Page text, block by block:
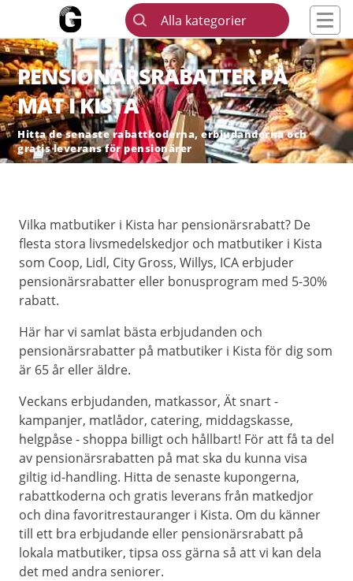
Alla kategorier
PENSIONÄRSRABATTER PÅ
MAT I KISTA
Hitta de senaste rabattkoderna, erbjudanderna och
gratis leverans för pensionärer
Vilka matbutiker i Kista har pensionärsrabatt? De
flesta stora livsmedelskedjor och matbutiker i Kista
som Coop, Lidl, City Gross, Willys, ICA erbjuder
pensionärsrabatter eller bonusprogram med 5-30%
rabatt.
Här har vi samlat bästa erbjudanden och
pensionärsrabatter på matbutiker i Kista för dig som
är 65 år eller äldre.
Veckans erbjudanden, matkassor, Ät snart -
kampanjer, matlådor, catering, middagskasse,
helgpåse - shoppa billigt och hållbart! För att få ta del
av pensionärsrabatten på mat ska du kunna visa
giltig id-handling. Hitta de senaste kupongerna,
rabattkoderna och gratis leverans från matkedjor
och dina favoritrestauranger i Kista. Om du känner
till ett bra erbjudande eller pensionärsrabatt på
lokala matbutiker, tipsa oss gärna så att vi kan dela
det med andra seniorer.